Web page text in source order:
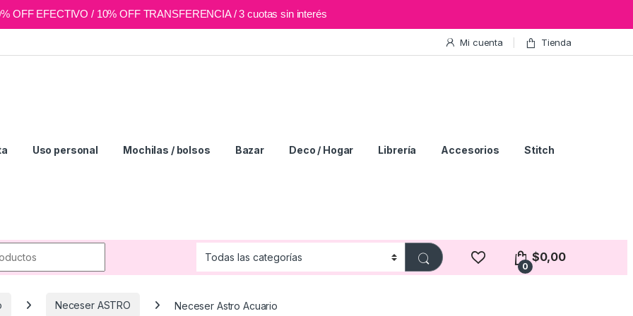
OFF EFECTIVO / 10% OFF TRANSFERENCIA / 3 cuotas sin interés
Mi cuenta Tienda
Uso personal Mochilas / bolsos Bazar Deco / Hogar Librería Accesorios Stitch
0
$0,00
Neceser ASTRO Neceser Astro Acuario